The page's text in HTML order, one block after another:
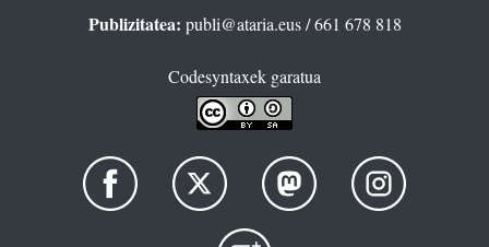
Publizitatea: publi@ataria.eus/ 661 678 818
Codesyntaxek garatua